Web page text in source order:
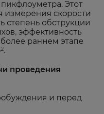
Этот
измерения скорости
степень обструкции
эффективность
раннем этапе
.
проведения
и перед